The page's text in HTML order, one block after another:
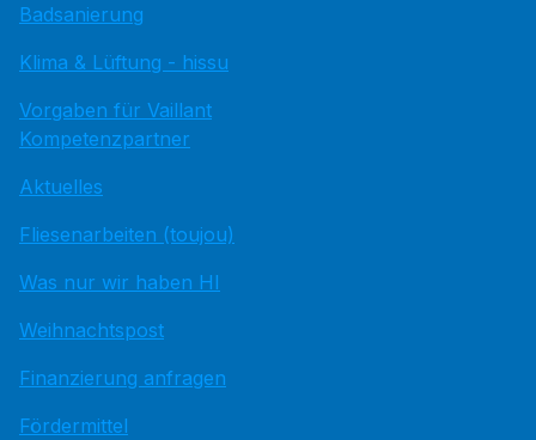
Badsanierung
Klima & Lüftung - hissu
Vorgaben für Vaillant
Kompetenzpartner
Aktuelles
Fliesenarbeiten (toujou)
Was nur wir haben HI
Weihnachtspost
Finanzierung anfragen
Fördermittel